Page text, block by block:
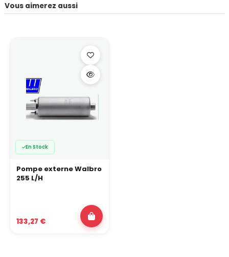
Vous aimerez aussi
En Stock
Pompe externe Walbro
255 L/H
133,27 €